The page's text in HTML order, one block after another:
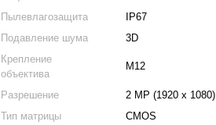
Пылевлагозащита
IP67
Подавление шума
3D
Крепление
объектива
M12
Разрешение
2 MP (1920 x 1080)
Тип матрицы
CMOS